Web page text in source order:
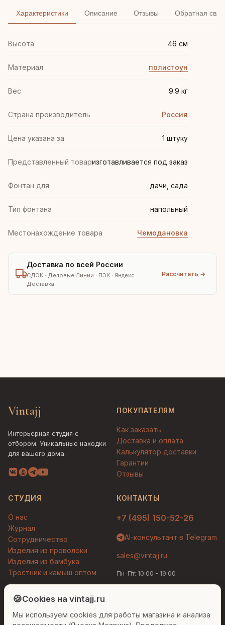
Характеристики Описание Отзывы Обратная
Высота 46 см
Материал полистоун
Вес 9.9 кг
Страна производитель Россия
Цена указана за 1 штуку
Представленный товаризготавливается под заказ
Фонтан для дачи, сада
Тип фонтана напольный
Местонахождение товара Чемодановка
Доставка по всей России
СДЭК · Деловые Линии · ПЭК · Яндекс
Доставка
Рассчитать →
Vintajj
Интерьерная студия с
отбором. Уникальные находки
для вашего дома.
ПОКУПАТЕЛЯМ
Как заказать
Доставка и оплата
Калькулятор доставки
Гарантии
Отзывы
СТУДИЯ
О нас
Журнал
Сотрудничество
Изделия из проволоки
Изделия из бамбука
Тростник и камыш оптом
КОНТАКТЫ
+7 (495) 150-52-26
AI-консультант в Telegram
sales@vintajj.ru
Пн-Пт: 10:00 - 19:00
© 2026 Vintajj. Все права защищены.
Договор оферты
Политика конфиденциальности
🍪Cookies на vintajj.ru
Мы используем cookies для работы магазина и анализа
Людмила
Привет! Я Людмила, ваш персональный